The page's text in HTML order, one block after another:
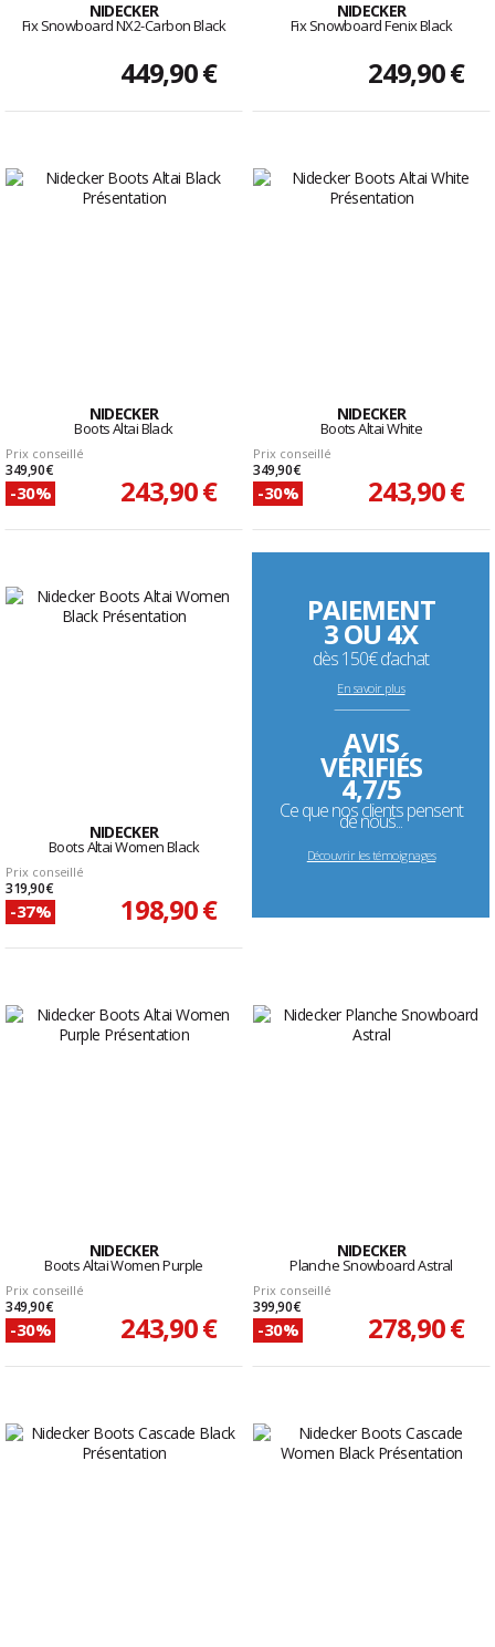
NIDECKER
Fix Snowboard NX2-Carbon Black
449,90 €
NIDECKER
Fix Snowboard Fenix Black
249,90 €
NIDECKER
Boots Altai Black
Prix conseillé
349,90 €
-30% 243,90 €
NIDECKER
Boots Altai White
Prix conseillé
349,90 €
-30% 243,90 €
NIDECKER
Boots Altai Women Black
Prix conseillé
319,90 €
-37% 198,90 €
PAIEMENT
3 OU 4X
dès 150€ d’achat
En savoir plus
--------------------------------------------------------------------
AVIS
VÉRIFIÉS
4,7/5
Ce que nos clients pensent
de nous...
Découvrir les témoignages
NIDECKER
Boots Altai Women Purple
Prix conseillé
349,90 €
-30% 243,90 €
NIDECKER
Planche Snowboard Astral
Prix conseillé
399,90 €
-30% 278,90 €